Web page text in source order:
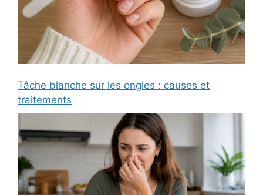
Tâche blanche sur les ongles : causes et
traitements